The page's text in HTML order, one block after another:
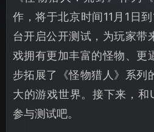
作，将于北京时间11月1日
台开启公开测试，为玩家带
戏拥有更加丰富的怪物、更
步拓展了《怪物猎人》系列
大的游戏世界。接下来，
参与测试吧。